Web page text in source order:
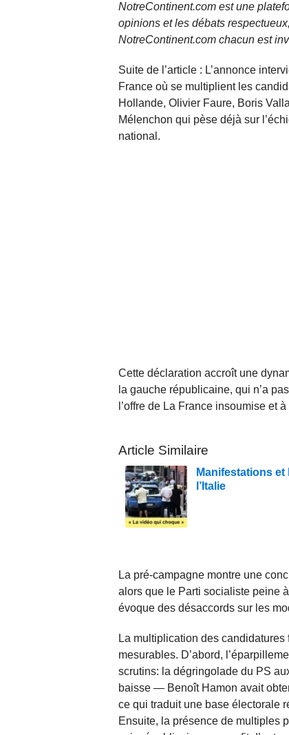
NotreContinent.com est une
opinions et les débats
NotreContinent.com chacun est
Suite de l’article : L’annonce
France où se multiplient les
Hollande, Olivier Faure, Boris
Mélenchon qui pèse déjà sur
national.
Cette déclaration accroît une
la gauche républicaine, qui n’a
l’offre de La France insoumise et
Article Similaire
Manifestations et
l’Italie
La pré-campagne montre une
alors que le Parti socialiste peine
évoque des désaccords sur les
La multiplication des
mesurables. D’abord,
scrutins: la dégringolade du PS
baisse — Benoît Hamon avait
ce qui traduit une base électorale
Ensuite, la présence de multiples